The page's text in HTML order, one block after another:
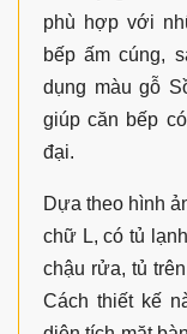
phù hợp với
bếp ấm cúng,
dụng màu gỗ
giúp căn bếp
đại.
Dựa theo hình
chữ L, có tủ
chậu rửa, tủ
Cách thiết kế